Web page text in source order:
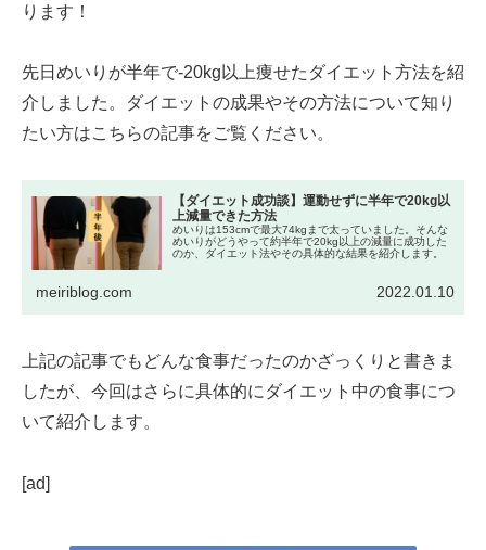
ります！
先日めいりが半年で-20kg以上痩せたダイエット方法を紹
介しました。ダイエットの成果やその方法について知り
たい方はこちらの記事をご覧ください。
【ダイエット成功談】運動せずに半年で20kg以
上減量できた方法
めいりは153cmで最大74kgまで太っていました。そんな
めいりがどうやって約半年で20kg以上の減量に成功した
のか、ダイエット法やその具体的な結果を紹介します。
meiriblog.com 2022.01.10
上記の記事でもどんな食事だったのかざっくりと書きま
したが、今回はさらに具体的にダイエット中の食事につ
いて紹介します。
[ad]